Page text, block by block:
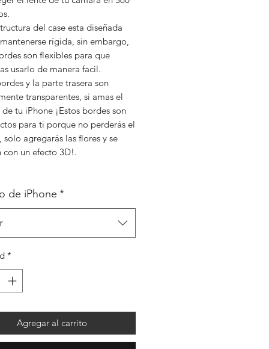
del case esta diseñada
rígida, sin embargo,
son flexibles para que
usarlo de manera facil.
y la parte trasera son
transparentes, si amas el
tu iPhone ¡Estos bordes son
para ti porque no perderás el
solo agregarás las flores y se
con un efecto 3D!.
de iPhone *
*
Agregar al carrito